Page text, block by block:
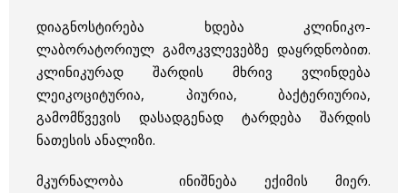
დიაგნოსტირება ხდება კლინიკო-
ლაბორატორიულ გამოკვლევებზე დაყრდნობით.
კლინიკურად შარდის მხრივ ვლინდება
ლეიკოციტურია, პიურია, ბაქტერიურია,
გამომწვევის დასადგენად ტარდება შარდის
ნათესის ანალიზი.
მკურნალობა ინიშნება ექიმის მიერ.